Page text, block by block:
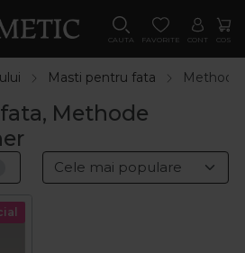
CAUTA FAVORITE CONT COS
Masti pentru fata
Methode